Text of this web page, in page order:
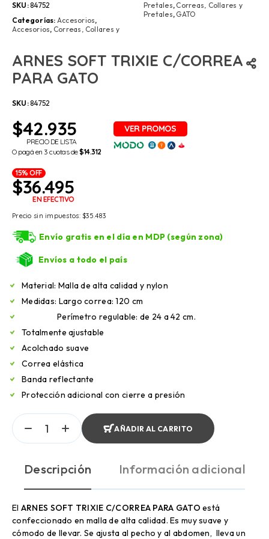
SKU:84752
Categorías: Accesorios,
Accesorios, Correas, Collares y
Pretales, Correas, Collares y
Pretales, GATO
ARNES SOFT TRIXIE C/CORREA
PARA GATO
SKU:84752
$42.935
PRECIO DE LISTA
O pagá en 3 cuotas de$14.312
15% OFF
$36.495
EN EFECTIVO
Precio sin impuestos:$35.483
Envío gratis en el día en MDP (según zona)
Envíos a todo el país
Material: Malla de alta calidad y nylon
Medidas: Largo correa: 120 cm
Perímetro regulable: de 24 a 42 cm.
Totalmente ajustable
Acolchado suave
Correa elástica
Banda reflectante
Protección adicional con cierre a presión
AÑADIR AL CARRITO
Descripción Información adicional
El ARNES SOFT TRIXIE C/CORREA PARA GATO está
confeccionado en malla de alta calidad. Es muy suave y
cómodo de llevar. Se ajusta al pecho y al abdomen, lleva un